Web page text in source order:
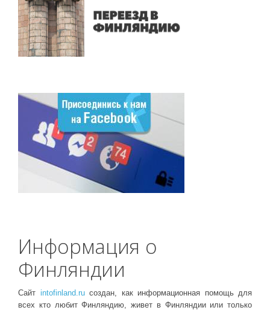
Информация о
Финляндии
Сайт intofinland.ruсоздан, как информационная помощь для
всех кто любит Финляндию, живет в Финляндии или только